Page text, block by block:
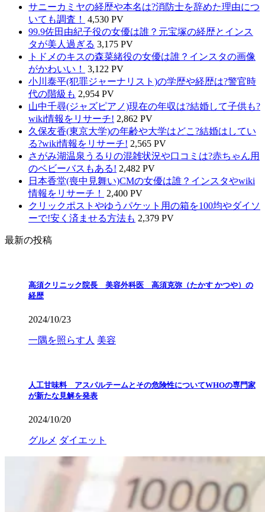
サニーカミヤの経歴や本名は?消防士を辞めた理由につ
いても調査！
4,530 PV
99.9佐田由紀子役の女優は誰？元宝塚の経歴とインス
タが美人過ぎる 3,175 PV
トドメのキスの森菜緒役の女優は誰？インスタの画像
がかわいい！
3,122 PV
小川泰平(犯罪ジャーナリスト)の学歴や経歴は?警官時
代の階級も 2,954 PV
山中千尋(ジャズピアノ)現在の年収は?結婚して子供も?
wiki情報をリサーチ! 2,862 PV
久保友香(東京大学)の年齢や大学はどこ?結婚はしてい
る?wiki情報をリサーチ! 2,565 PV
さがみ湖温泉うるりの混雑状況や口コミは?赤ちゃん用
のベビーバスもある! 2,482 PV
日本香堂(喪中見舞い)CMの女優は誰？インスタやwiki
情報をリサーチ！
2,400 PV
クリックポストやゆうパケット用の箱を100均やダイソ
ーで!安く済ませる方法も 2,379 PV
最新の投稿
高須クリニック院長 美容外科医 高須克弥（たかす かつや）の
経歴
2024/10/23
一隅を照らす人 美容
人工甘味料 アスパルテームとその危険性についてWHOの専門家
が新たな見解を発表
2024/10/20
グルメ ダイエット